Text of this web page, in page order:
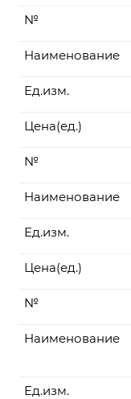
№
Наименование
Ед.изм.
Цена(ед.)
№
Наименование
Ед.изм.
Цена(ед.)
№
Наименование
Ед.изм.